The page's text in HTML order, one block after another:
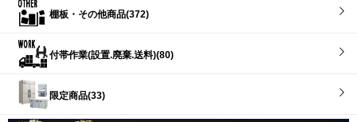
棚板・その他商品(372)
付帯作業(設置.廃棄.送料)(80)
限定商品(33)